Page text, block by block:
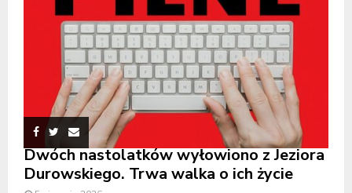
Dwóch nastolatków wyłowiono z Jeziora
Durowskiego. Trwa walka o ich życie